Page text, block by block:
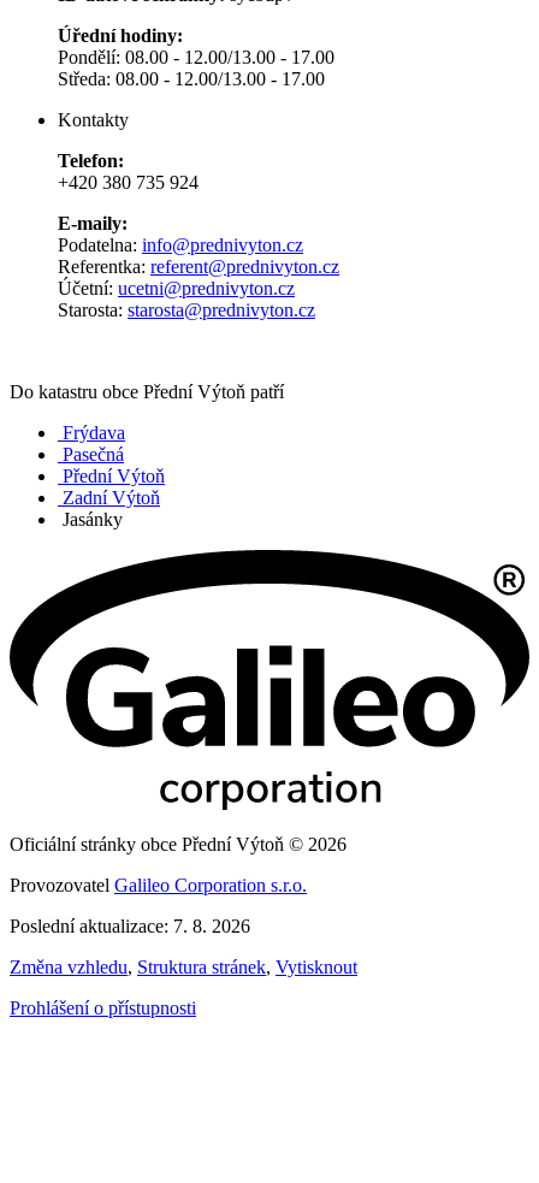
Úřední hodiny:
Pondělí: 08.00 - 12.00/13.00 - 17.00
Středa: 08.00 - 12.00/13.00 - 17.00
Kontakty
Telefon:
+420 380 735 924
E-maily:
Podatelna: info@prednivyton.cz
Referentka: referent@prednivyton.cz
Účetní: ucetni@prednivyton.cz
Starosta: starosta@prednivyton.cz
Do katastru obce Přední Výtoň patří
Frýdava
Pasečná
Přední Výtoň
Zadní Výtoň
Jasánky
Oficiální stránky obce Přední Výtoň © 2026
Provozovatel Galileo Corporation s.r.o.
Poslední aktualizace: 7. 8. 2026
Změna vzhledu, Struktura stránek, Vytisknout
Prohlášení o přístupnosti